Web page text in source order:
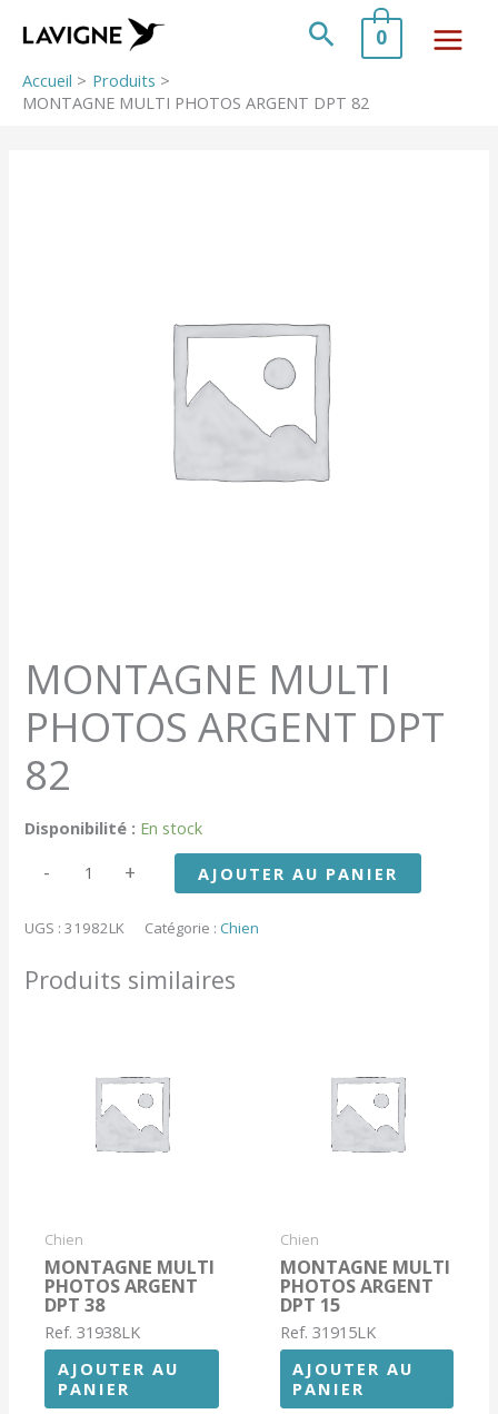
contenu
Rechercher
0
Accueil
Produits
MONTAGNE MULTI PHOTOS ARGENT DPT 82
MONTAGNE MULTI
PHOTOS ARGENT DPT
82
Disponibilité : En stock
-
MULTI
PHOTOS
DPT
82
+ AJOUTER AU PANIER
UGS :31982LK Catégorie :Chien
Produits similaires
Chien
MONTAGNE MULTI
PHOTOS ARGENT
DPT 38
Ref. 31938LK
AJOUTER AU
PANIER
Chien
MONTAGNE MULTI
PHOTOS ARGENT
DPT 15
Ref. 31915LK
AJOUTER AU
PANIER